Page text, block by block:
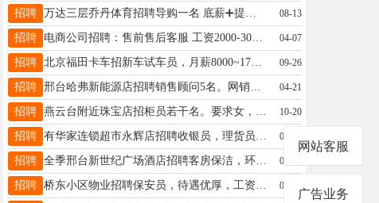
招聘 万达三层乔丹体育招聘导购一名 底薪➕提成➕保险➕旅游 电话13363191995 08-13
招聘 电商公司招聘：售前售后客服 工资2000-3000，联系徐经理 电话18931917215 04-07
招聘 北京福田卡车招新车试车员，月薪8000~17000，B2以上驾驶证，20~43周，有卡车驾驶经验。15530901546 09-26
招聘 邢台哈弗新能源店招聘销售顾问5名。网销专员2名。薪资待遇面议电话：13931933850 04-21
招聘 燕云台附近珠宝店招柜员若干名。要求女，身高163以上，年龄50岁以下，形象好气质佳，有无经验均可，工作时间早9点--晚7点。待遇：月工资5000元外加高提成，交五险。有意联系：13739813399 。 10-20
招聘 有华家连锁超市永辉店招聘收银员，理货员，小时工，联系电话：19331903216 03-28
招聘 全季邢台新世纪广场酒店招聘客房保洁，环境好、氛围好、待遇优，要求50岁以下，月休4天，电话17692690363 08-09
招聘 桥东小区物业招聘保安员，待遇优厚，工资准时，联系电话：19912026581 05-12
网站客服
广告业务